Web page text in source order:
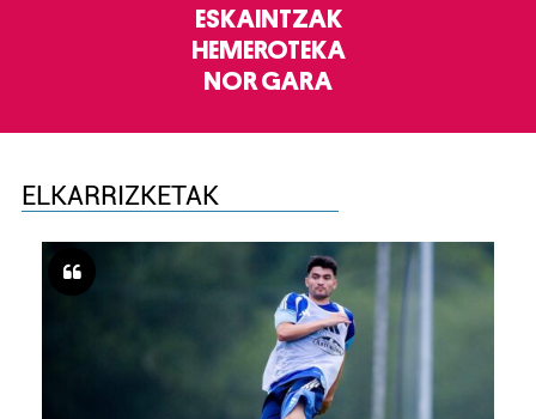
ESKAINTZAK
HEMEROTEKA
NOR GARA
ELKARRIZKETAK